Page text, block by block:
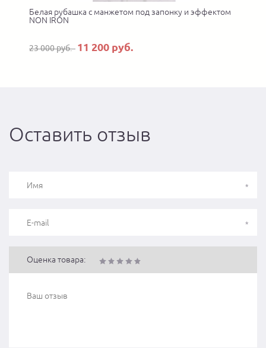
Белая рубашка с манжетом под запонку и эффектом
NON IRON
23 000 руб. 11 200 руб.
Оставить отзыв
Оценка товара: